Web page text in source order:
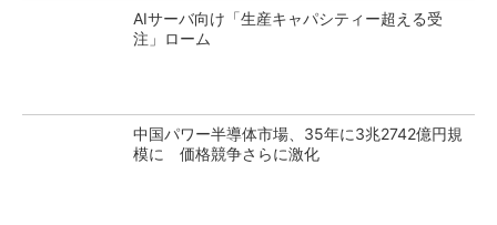
AIサーバ向け「生産キャパシティー超える受
注」ローム
中国パワー半導体市場、35年に3兆2742億円規
模に 価格競争さらに激化